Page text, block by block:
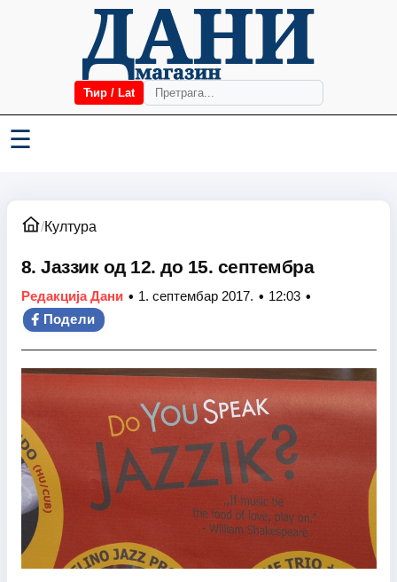
Ћир / Lat
☰
/Култура
8. Јаззик од 12. до 15. септембра
Редакција Дани • 1. септембар 2017. • 12:03 •
Подели